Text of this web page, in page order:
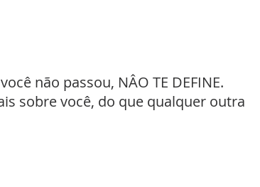
não passou, NÂO TE DEFINE.
sobre você, do que qualquer outra